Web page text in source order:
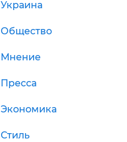
Украина
Общество
Мнение
Пресса
Экономика
Стиль